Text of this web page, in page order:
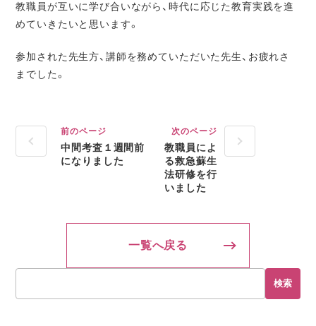
教職員が互いに学び合いながら、時代に応じ た教育実践を進
めていきたいと思います。
参加された先生方、講師を務めていただいた先生、お疲れさ
までした。
前のページ
中間考査１週間前
になりました
次のページ
教職員によ
る救急蘇生
法研修を行
いました
一覧へ戻る
検索